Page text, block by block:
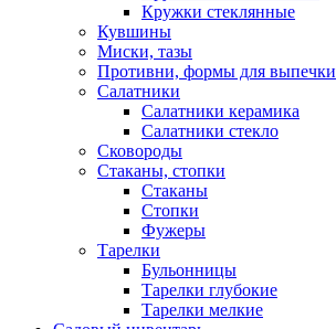
Кружки стеклянные
Кувшины
Миски, тазы
Противни, формы для выпечки
Салатники
Салатники керамика
Салатники стекло
Сковороды
Стаканы, стопки
Стаканы
Стопки
Фужеры
Тарелки
Бульонницы
Тарелки глубокие
Тарелки мелкие